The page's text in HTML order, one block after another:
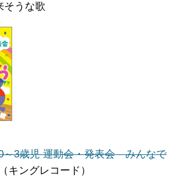
そうな歌
～3歳児 運動会・発表会 みんなで
キングレコード）